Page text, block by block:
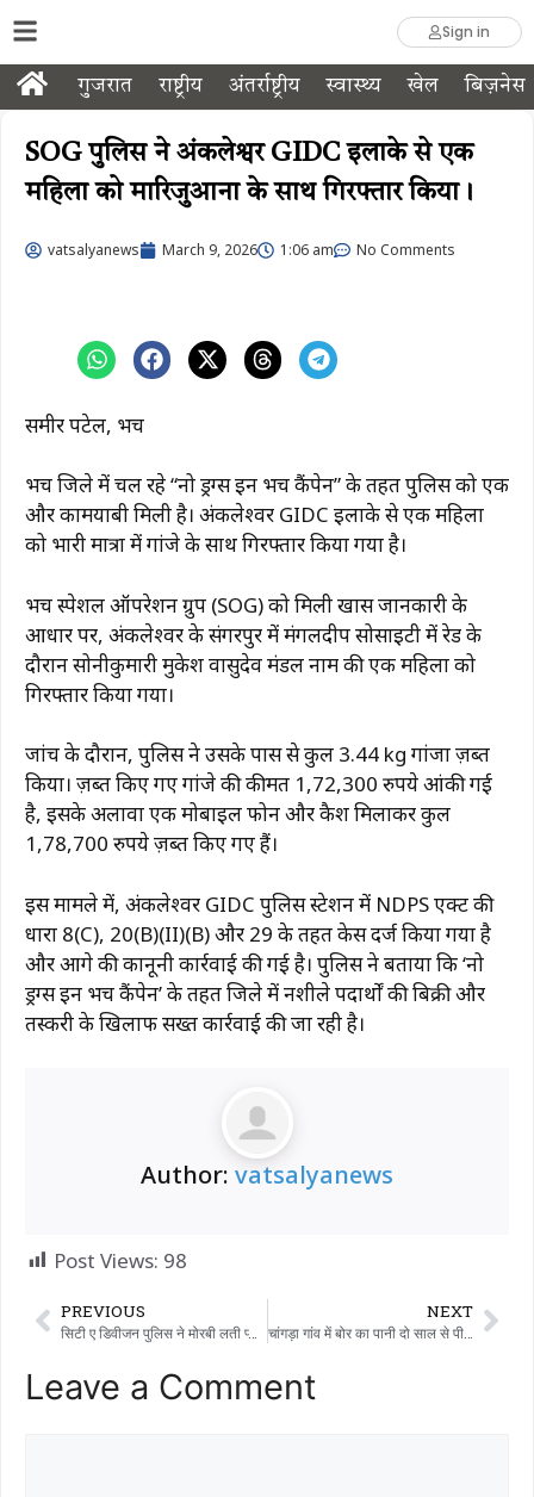
Sign in
गुजरात राष्ट्रीय अंतर्राष्ट्रीय स्वास्थ्य खेल बिज़नेस
SOG पुलिस ने अंकलेश्वर GIDC इलाके से एक
महिला को मारिजुआना के साथ गिरफ्तार किया।
vatsalyanews March 9, 2026 1:06 am No Comments
समीर पटेल, भरूच
भरूच जिले में चल रहे “नो ड्रग्स इन भरूच कैंपेन” के तहत पुलिस को एक
और कामयाबी मिली है। अंकलेश्वर GIDC इलाके से एक महिला
को भारी मात्रा में गांजे के साथ गिरफ्तार किया गया है।
भरूच स्पेशल ऑपरेशन ग्रुप (SOG) को मिली खास जानकारी के
आधार पर, अंकलेश्वर के संगरपुर में मंगलदीप सोसाइटी में रेड के
दौरान सोनीकुमारी मुकेश वासुदेव मंडल नाम की एक महिला को
गिरफ्तार किया गया।
जांच के दौरान, पुलिस ने उसके पास से कुल 3.44 kg गांजा ज़ब्त
किया। ज़ब्त किए गए गांजे की कीमत 1,72,300 रुपये आंकी गई
है, इसके अलावा एक मोबाइल फोन और कैश मिलाकर कुल
1,78,700 रुपये ज़ब्त किए गए हैं।
इस मामले में, अंकलेश्वर GIDC पुलिस स्टेशन में NDPS एक्ट की
धारा 8(C), 20(B)(II)(B) और 29 के तहत केस दर्ज किया गया है
और आगे की कानूनी कार्रवाई की गई है। पुलिस ने बताया कि ‘नो
ड्रग्स इन भरूच कैंपेन’ के तहत जिले में नशीले पदार्थों की बिक्री और
तस्करी के खिलाफ सख्त कार्रवाई की जा रही है।
Author: vatsalyanews
Post Views: 98
PREVIOUS
सिटी ए डिवीजन पुलिस ने मोरबी लती प्लॉट पर छापा मारा, एक व्यक्ति को बड़ी मात्रा में विदेशी शराब के साथ गिरफ्तार किया
NEXT
चांगड़ा गांव में बोर का पानी दो साल से पीने लायक नहीं, अधिकारियों की लापरवाही से गांववाले नाराज
Leave a Comment